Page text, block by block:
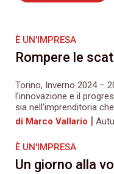
È UN'IMPRESA
Rompere le
Torino, Inverno 2024 –
l’innovazione e il
sia nell’imprenditoria che
di Marco Vallario |
È UN'IMPRESA
Un giorno alla